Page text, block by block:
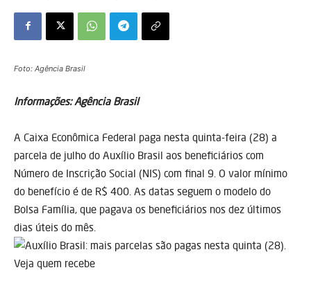
Foto: Agência Brasil
Informações: Agência Brasil
A Caixa Econômica Federal paga nesta quinta-feira (28) a
parcela de julho do Auxílio Brasil aos beneficiários com
Número de Inscrição Social (NIS) com final 9. O valor mínimo
do benefício é de R$ 400. As datas seguem o modelo do
Bolsa Família, que pagava os beneficiários nos dez últimos
dias úteis do mês.